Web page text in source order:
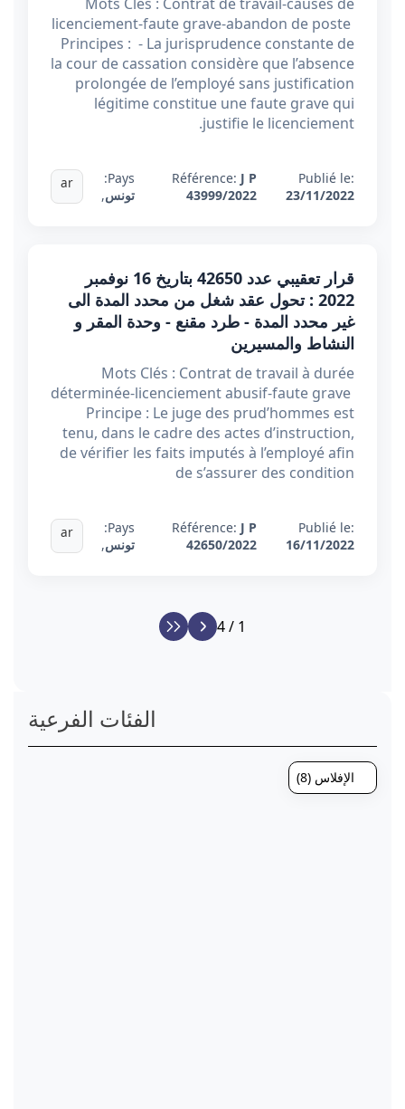
licenciement-faute grave-abandon de poste
Principes : - La jurisprudence constante de
la cour de cassation considère que l’absence
prolongée de l’employé sans justification
légitime constitue une faute grave qui
justifie le licenciement.
Publié le:
23/11/2022
Référence: J P
43999/2022
Pays:
تونس,
ar
قرار تعقيبي عدد 42650 بتاريخ 16 نوفمبر
2022 : تحول عقد شغل من محدد المدة الى
غير محدد المدة - طرد مقنع - وحدة المقر و
النشاط والمسيرين
Mots Clés : Contrat de travail à durée
déterminée-licenciement abusif-faute grave
Principe : Le juge des prud’hommes est
tenu, dans le cadre des actes d’instruction,
de vérifier les faits imputés à l’employé afin
de s’assurer des condition
Publié le:
16/11/2022
Référence: J P
42650/2022
Pays:
تونس,
ar
1 / 4
الفئات الفرعية
الإفلاس (8)